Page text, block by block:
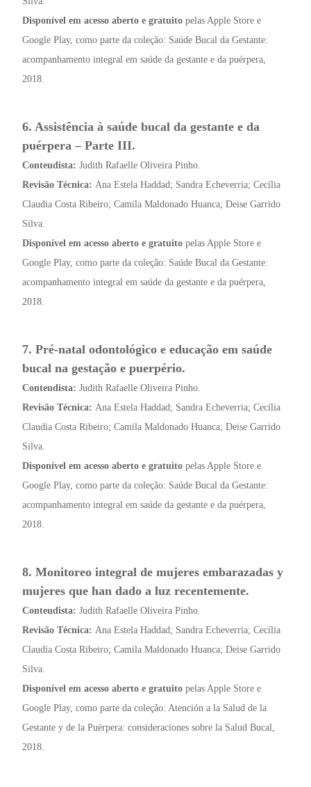
Disponível em acesso aberto e gratuito pelas Apple Store e
Google Play, como parte da coleção: Saúde Bucal da Gestante:
acompanhamento integral em saúde da gestante e da puérpera,
2018.
6. Assistência à saúde bucal da gestante e da
puérpera – Parte III.
Conteudista: Judith Rafaelle Oliveira Pinho.
Revisão Técnica: Ana Estela Haddad; Sandra Echeverria; Cecília
Claudia Costa Ribeiro; Camila Maldonado Huanca; Deise Garrido
Silva.
Disponível em acesso aberto e gratuito pelas Apple Store e
Google Play, como parte da coleção: Saúde Bucal da Gestante:
acompanhamento integral em saúde da gestante e da puérpera,
2018.
7. Pré-natal odontológico e educação em saúde
bucal na gestação e puerpério.
Conteudista: Judith Rafaelle Oliveira Pinho.
Revisão Técnica: Ana Estela Haddad; Sandra Echeverria; Cecília
Claudia Costa Ribeiro; Camila Maldonado Huanca; Deise Garrido
Silva.
Disponível em acesso aberto e gratuito pelas Apple Store e
Google Play, como parte da coleção: Saúde Bucal da Gestante:
acompanhamento integral em saúde da gestante e da puérpera,
2018.
8. Monitoreo integral de mujeres embarazadas y
mujeres que han dado a luz recentemente.
Conteudista: Judith Rafaelle Oliveira Pinho.
Revisão Técnica: Ana Estela Haddad; Sandra Echeverria; Cecília
Claudia Costa Ribeiro; Camila Maldonado Huanca; Deise Garrido
Silva.
Disponível em acesso aberto e gratuito pelas Apple Store e
Google Play, como parte da coleção: Atención a la Salud de la
Gestante y de la Puérpera: consideraciones sobre la Salud Bucal,
2018.